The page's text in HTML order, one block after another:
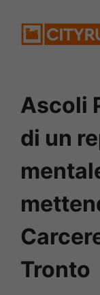
Ascoli
di un
Tronto